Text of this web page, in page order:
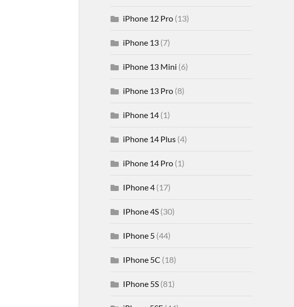
iPhone 12 Pro(13)
iPhone 13(7)
iPhone 13 Mini (6)
iPhone 13 Pro(8)
iPhone 14(1)
iPhone 14 Plus(4)
iPhone 14 Pro(1)
IPhone 4(17)
IPhone 4S(30)
IPhone 5(44)
IPhone 5C (18)
IPhone 5S(81)